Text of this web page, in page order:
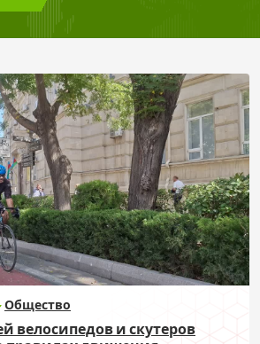
Общество
велосипедов и скутеров